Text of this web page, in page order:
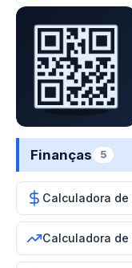
Finanças 5
Calculadora
Calculadora